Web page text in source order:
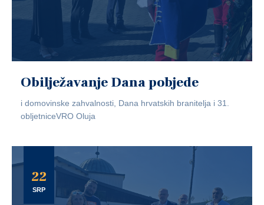
Obilježavanje Dana pobjede
i domovinske zahvalnosti, Dana hrvatskih branitelja i 31.
obljetniceVRO Oluja
22
SRP